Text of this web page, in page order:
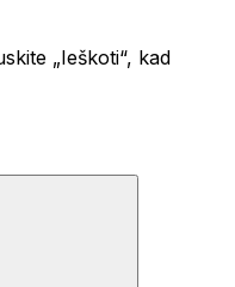
„Ieškoti“, kad